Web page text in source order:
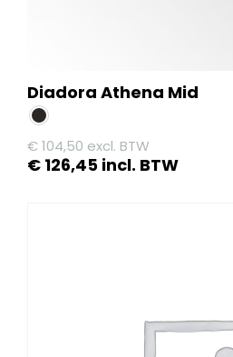
Diadora Athena Mid
€104,50 excl. BTW
€ 126,45 incl. BTW